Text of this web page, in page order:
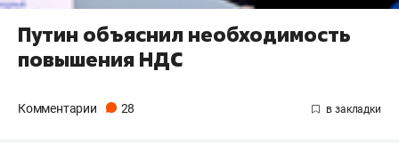
Путин объяснил необходимость
повышения НДС
Комментарии 28